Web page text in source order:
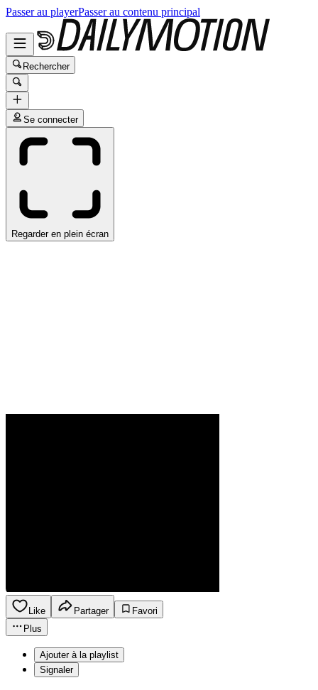
Passer au playerPasser au contenu principal
Rechercher
Se connecter
Regarder en plein écran
Like Partager
Favori
Plus
Ajouter à la playlist
Signaler